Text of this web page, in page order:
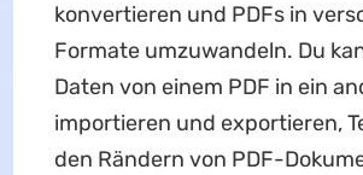
konvertieren und PDFs in
Formate umzuwandeln. Du
Daten von einem PDF in ein
importieren und exportieren,
den Rändern von PDF-